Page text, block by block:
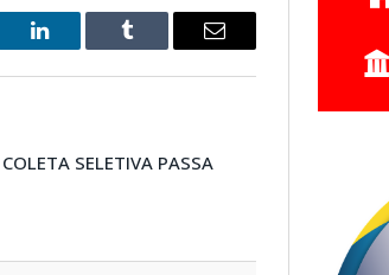
LinkedIn Tumblr
E-
SELETIVA PASSA